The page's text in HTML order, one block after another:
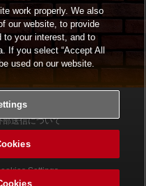
用規約
部送信について
Settings
work properly. We also
our website, to provide
to your interest, and to
If you select “Accept All
used on our website.